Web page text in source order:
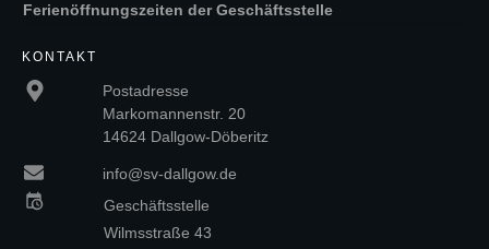
Ferienöffnungszeiten der Geschäftsstelle
KONTAKT
Postadresse
Markomannenstr. 20
14624 Dallgow-Döberitz
info@sv-dallgow.de
Geschäftsstelle
Wilmsstraße 43